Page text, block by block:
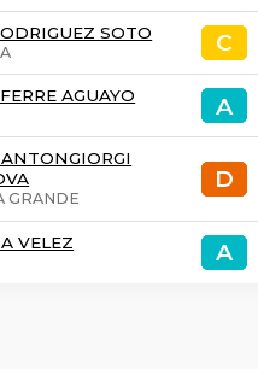
SOTO C
C
AGUAYO A
A
GRANDE
D
D
VELEZ A
A